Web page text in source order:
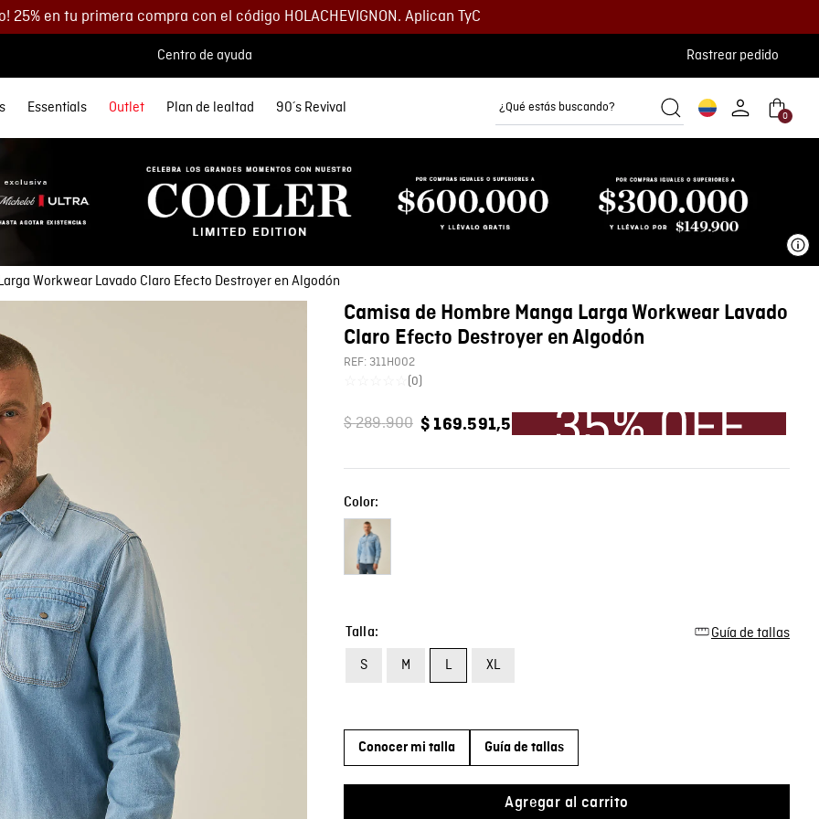
25% en tu primera compra con el código HOLACHEVIGNON. Aplican TyC
Centro de ayuda Rastrear pedido
Accesorios
y Morrales
Parches
Lo más nuevo
Spring Summer
Ver todo Hombre
Polos
Parches
Lo más nuevo
Spring Summer
Ver todo Mujer
Chaquetas
Buzos
Essentials Outlet
35% DCTO
40% DCTO
Plan de lealtad 90´s Revival
¿Qué estás buscando?
0
Workwear Lavado Claro Efecto Destroyer en Algodón
Camisa de Hombre Manga Larga Workwear Lavado
Claro Efecto Destroyer en Algodón
REF: 311H002
(0)
$289.900 $ 169.591,5
Color:
Guía de tallas
Talla
S M L XL
Conocer mi talla Guía de tallas
Agregar al carrito
Cuero Hombre